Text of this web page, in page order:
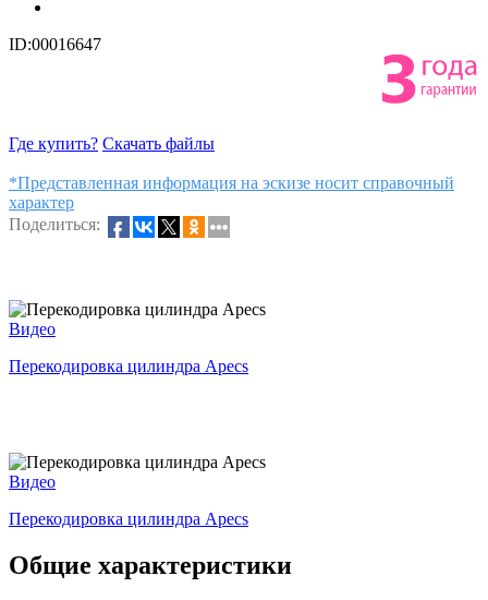
ID:00016647
Где купить? Скачать файлы
*Представленная информация на эскизе носит справочный
характер
Поделиться:
Видео
Перекодировка цилиндра Apecs
Видео
Перекодировка цилиндра Apecs
Общие характеристики